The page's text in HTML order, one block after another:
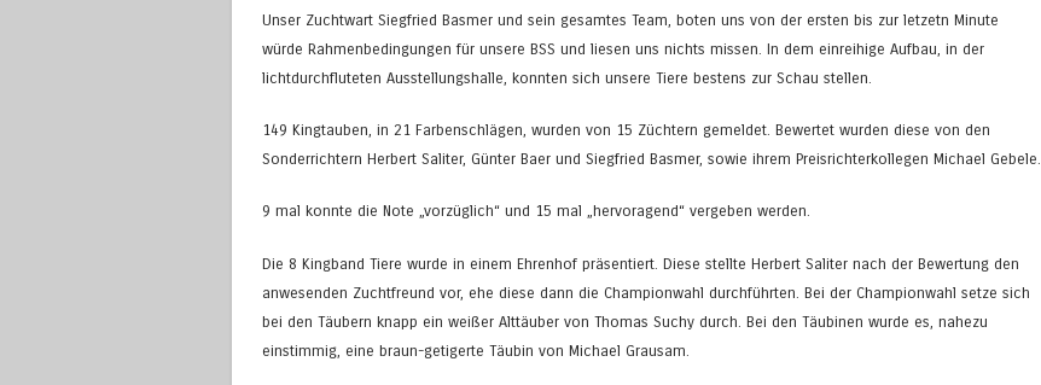
Unser Zuchtwart Siegfried Basmer und sein gesamtes Team, boten uns von der ersten bis zur letzetn Minute
würde Rahmenbedingungen für unsere BSS und liesen uns nichts missen. In dem einreihige Aufbau, in der
lichtdurchfluteten Ausstellungshalle, konnten sich unsere Tiere bestens zur Schau stellen.
149 Kingtauben, in 21 Farbenschlägen, wurden von 15 Züchtern gemeldet. Bewertet wurden diese von den
Sonderrichtern Herbert Saliter, Günter Baer und Siegfried Basmer, sowie ihrem Preisrichterkollegen Michael Gebele.
9 mal konnte die Note „vorzüglich“ und 15 mal „hervoragend“ vergeben werden.
Die 8 Kingband Tiere wurde in einem Ehrenhof präsentiert. Diese stellte Herbert Saliter nach der Bewertung den
anwesenden Zuchtfreund vor, ehe diese dann die Championwahl durchführten. Bei der Championwahl setze sich
bei den Täubern knapp ein weißer Alttäuber von Thomas Suchy durch. Bei den Täubinen wurde es, nahezu
einstimmig, eine braun-getigerte Täubin von Michael Grausam.